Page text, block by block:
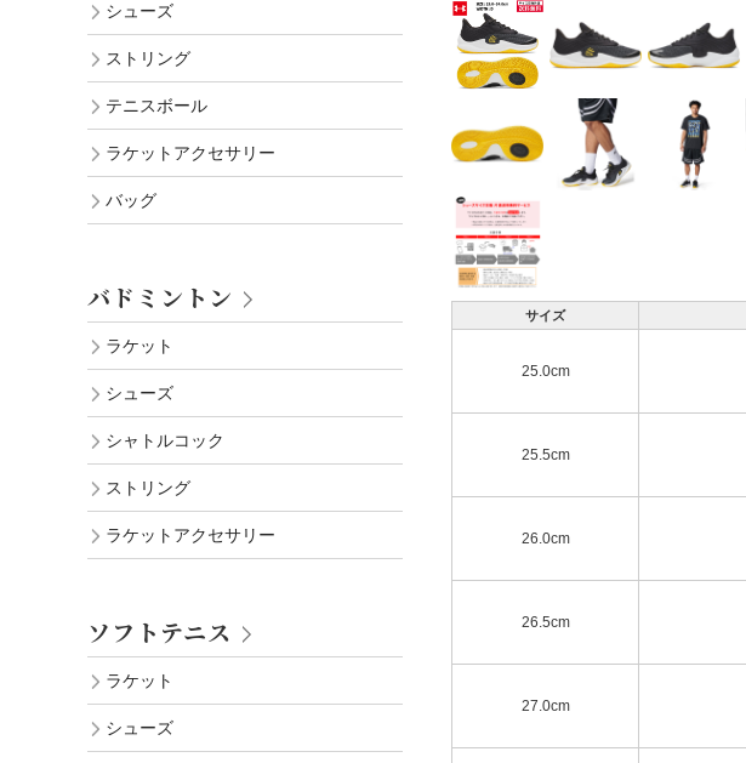
サイズ
25.0cm
25.5cm
26.0cm
26.5cm
27.0cm
シューズ
ストリング
テニスボール
ラケットアクセサリー
バッグ
バドミントン
ラケット
シューズ
シャトルコック
ストリング
ラケットアクセサリー
ソフトテニス
ラケット
シューズ